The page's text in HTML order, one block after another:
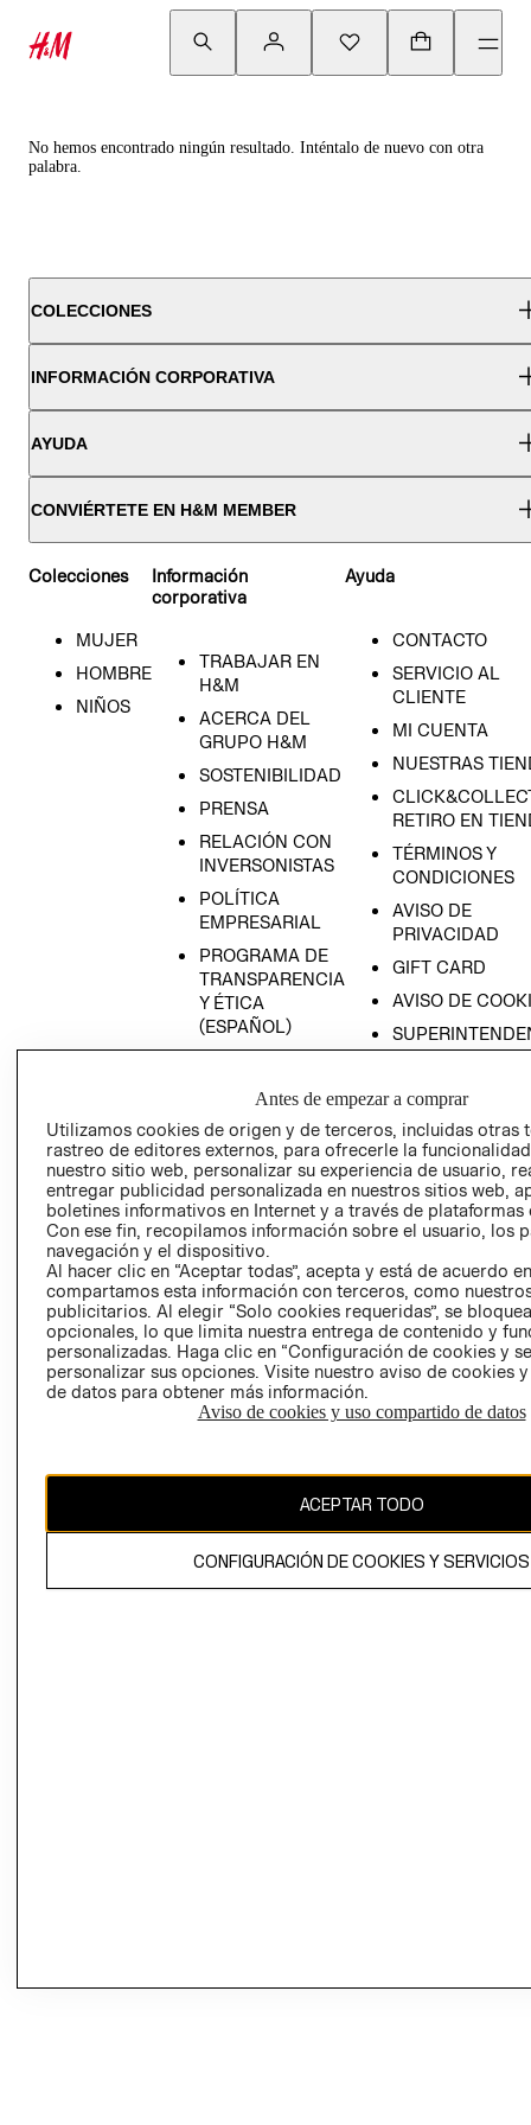
No hemos encontrado ningún resultado. Inténtalo de nuevo con otra
palabra.
COLECCIONES
INFORMACIÓN CORPORATIVA
AYUDA
CONVIÉRTETE EN H&M MEMBER
Colecciones
MUJER
HOMBRE
NIÑOS
Información
corporativa
TRABAJAR EN
H&M
ACERCA DEL
GRUPO H&M
SOSTENIBILIDAD
PRENSA
RELACIÓN CON
INVERSONISTAS
POLÍTICA
EMPRESARIAL
PROGRAMA DE
TRANSPARENCIA
Y ÉTICA
(ESPAÑOL)
Y ÉTICA (INGLÉS)
Ayuda
CONTACTO
SERVICIO AL
CLIENTE
MI CUENTA
NUESTRAS
RETIRO EN
TÉRMINOS Y
CONDICIONES
AVISO DE
PRIVACIDAD
GIFT CARD
AVISO DE
DE INDUSTRIA Y
PETICIONES
QUEJAS Y
RECLAMOS
Colombia ($)
CAMBIAR REGIÓN
El contenido de esta página web está protegido por copyright y es
RECIÉN NACIDO
NOVEDADES
Antes de empezar a comprar
Utilizamos cookies de origen y de terceros, incluidas otras
rastreo de editores externos, para ofrecerle la
nuestro sitio web, personalizar su experiencia de usuario,
entregar publicidad personalizada en nuestros sitios web,
boletines informativos en Internet y a través de plataformas
Con ese fin, recopilamos información sobre el usuario, los
navegación y el dispositivo.
Al hacer clic en “Aceptar todas”, acepta y está de acuerdo
compartamos esta información con terceros, como
publicitarios. Al elegir “Solo cookies requeridas”, se
opcionales, lo que limita nuestra entrega de contenido y
personalizadas. Haga clic en “Configuración de cookies y
personalizar sus opciones. Visite nuestro aviso de cookies
de datos para obtener más información.
Aviso de cookies y uso compartido de datos
ACEPTAR TODO
CONFIGURACIÓN DE COOKIES Y SERVICIOS